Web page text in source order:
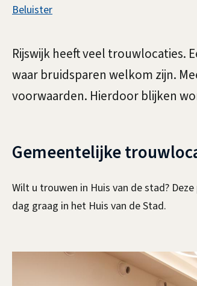
Assistentie
Beluister
Trouwlocaties
Rijswijk heeft veel trouwlocaties.
waar bruidsparen welkom zijn.
voorwaarden. Hierdoor blijken
Gemeentelijke
Wilt u trouwen in Huis van de stad?
dag graag in het Huis van de Stad.
Trouwzaal